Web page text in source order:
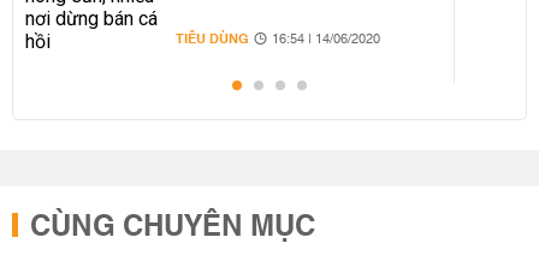
TIÊU DÙNG 16:54 | 14/06/2020
CÙNG CHUYÊN MỤC